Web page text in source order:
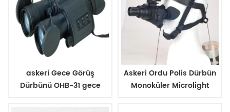
askeri Gece Görüş
Dürbünü OHB-31 gece
Askeri Ordu Polis Dürbün
Monoküler Microlight